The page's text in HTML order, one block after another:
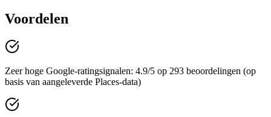
Voordelen
Zeer hoge Google-ratingsignalen: 4.9/5 op 293 beoordelingen (op
basis van aangeleverde Places-data)